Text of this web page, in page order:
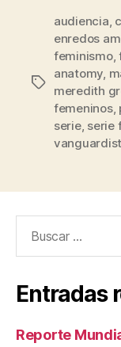
Etiquetas
audiencia,
enredos
feminismo,
anatomy,
meredith
femeninos,
serie, serie
Entradas
Reporte